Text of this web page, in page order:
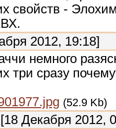
свойств -
2012, 19:18]
немного
три сразу
(52.9 Kb)
Декабря 2012,